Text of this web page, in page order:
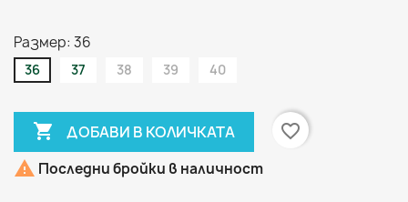
Размер: 36
36 37 38 39 40
 ДОБАВИ В КОЛИЧКАТА
favorite_border
 Последни бройки в наличност